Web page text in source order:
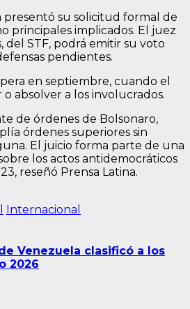
presentó su solicitud formal de
principales implicados. El juez
del STF, podrá emitir su voto
pendientes.
en septiembre, cuando el
absolver a los involucrados.
de órdenes de Bolsonaro,
órdenes superiores sin
El juicio forma parte de una
los actos antidemocráticos
reseñó Prensa Latina.
Internacional
Venezuela clasificó a los
2026